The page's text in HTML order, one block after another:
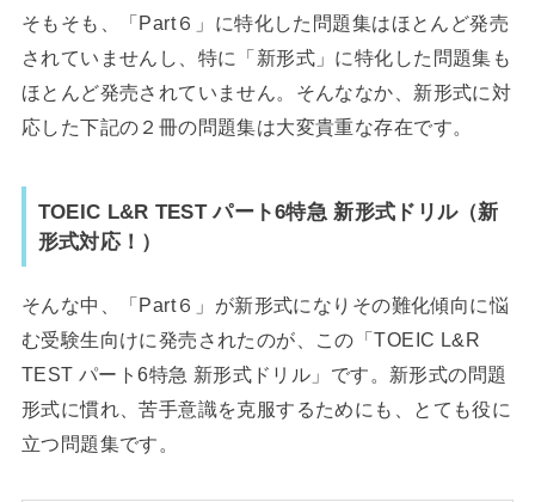
そもそも、「Part６」に特化した問題集はほとんど発売
されていませんし、特に「新形式」に特化した問題集も
ほとんど発売されていません。そんななか、新形式に対
応した下記の２冊の問題集は大変貴重な存在です。
TOEIC L&R TEST パート6特急 新形式ドリル（新
形式対応！）
そんな中、「Part６」が新形式になりその難化傾向に悩
む受験生向けに発売されたのが、この「TOEIC L&R
TEST パート6特急 新形式ドリル」です。新形式の問題
形式に慣れ、苦手意識を克服するためにも、とても役に
立つ問題集です。